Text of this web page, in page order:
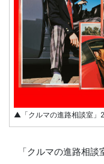
▲「クルマの進路相談室」
「クルマの進路相談